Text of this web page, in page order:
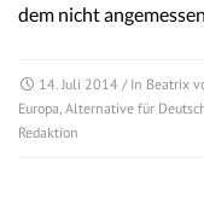
dem nicht
14. Juli 2014 / In Beatrix
Europa Alternative für
Redaktion